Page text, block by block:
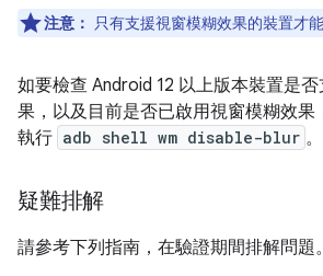
注意： 只有支援視窗模糊效果的裝置才
如要檢查 Android 12 以上版本裝置是
果，以及目前是否已啟用視窗模糊效果
執行 adb shell wm disable-blur 。
疑難排解
請參考下列指南，在驗證期間排解問題。